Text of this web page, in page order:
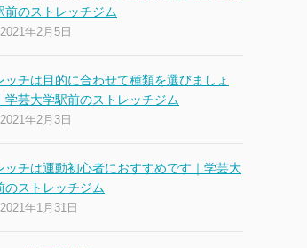
前のストレッチジム
2021年2月5日
ッチは目的に合わせて種類を選びましょ
学芸大学駅前のストレッチジム
2021年2月3日
ッチは運動初心者におすすめです｜学芸大
のストレッチジム
2021年1月31日